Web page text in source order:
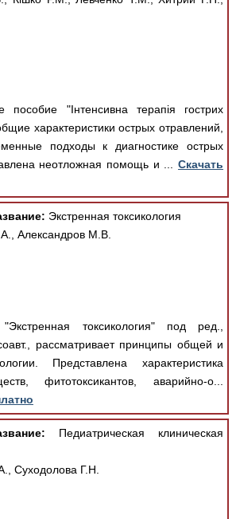
пособие "Інтенсивна терапія гострих
характеристики острых отравлений,
подходы к диагностике острых
неотложная помощь и ...Скачать
Экстренная токсикология
Александров М.В.
токсикология" под ред.,
рассматривает принципы общей и
Представлена характеристика
фитотоксикантов, аварийно-о...
Педиатрическая клиническая
Суходолова Г.Н.